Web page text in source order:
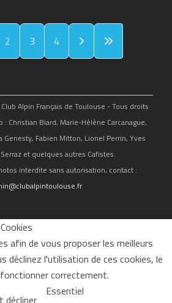
2 3 4
Alpin Français de Toulouse - Tous droits
Christian Biard, Marie-Hélène Carcanague,
Genesty, Fabien Mitton, Lionel Perrin, Yves
et quelques autres Cafistes.
interdite sans autorisation, contact :
afin de vous proposer les meilleurs
déclinez l'utilisation de ces cookies, le
correctement.
Essentiel